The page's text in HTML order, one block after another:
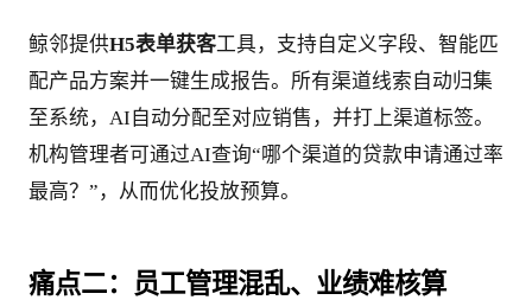
鲸邻提供H5表单获客工具，支持自定义字段、智能匹
配产品方案并一键生成报告。所有渠道线索自动归集
至系统，AI自动分配至对应销售，并打上渠道标签。
机构管理者可通过AI查询“哪个渠道的贷款申请通过率
最高？”，从而优化投放预算。
痛点二：员工管理混乱、业绩难核算